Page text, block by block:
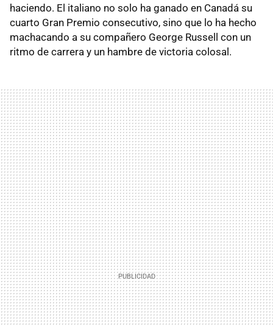
haciendo. El italiano no solo ha ganado en Canadá su
cuarto Gran Premio consecutivo, sino que lo ha hecho
machacando a su compañero George Russell con un
ritmo de carrera y un hambre de victoria colosal.